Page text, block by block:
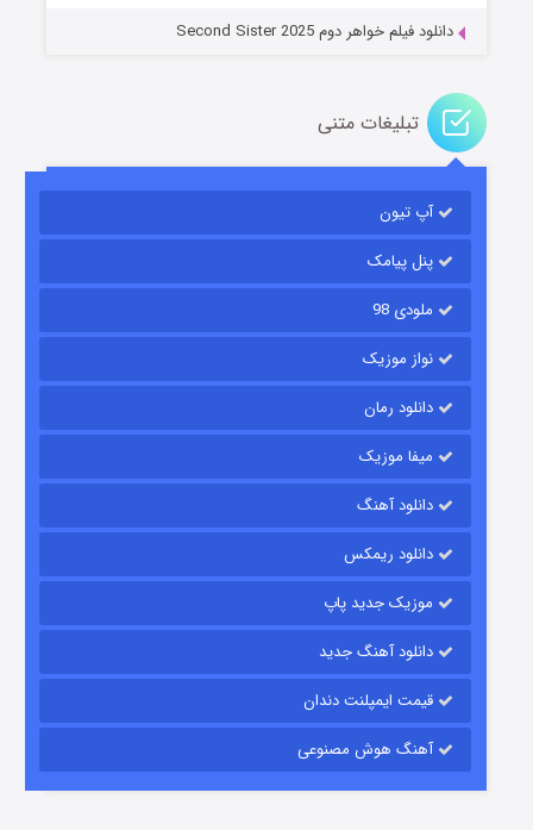
باب اسفنجی فصل ۱۷
قسمت۶ (زیرنویس) منتشر شد
قسمت۱۵ (دوبله) منتشر شد
دانلود فیلم خواهر دوم Second Sister 2025
تبلیغات متنی
آپ تیون
پنل پیامک
ملودی 98
نواز موزیک
دانلود رمان
میفا موزیک
دانلود آهنگ
دانلود ریمکس
موزیک جدید پاپ
دانلود آهنگ جدید
قیمت ایمپلنت دندان
آهنگ هوش مصنوعی